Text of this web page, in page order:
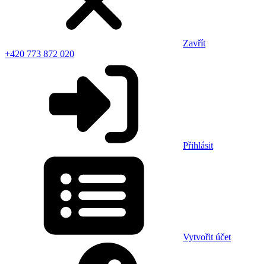
Zavřít
+420 773 872 020
Přihlásit
Vytvořit účet